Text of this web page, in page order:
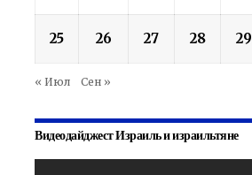
25 26 27 28 29
« Июл Сен »
Видеодайджест Израиль и израильтяне